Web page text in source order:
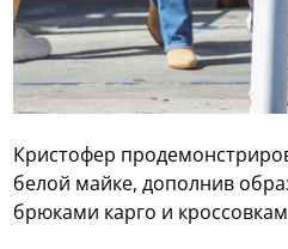
Кристофер
белой майке, дополнив
брюками карго и